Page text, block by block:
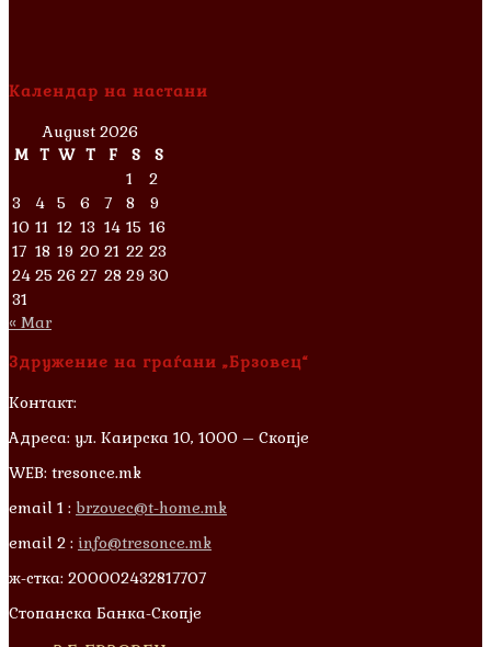
Календар на настани
August 2026
M T W T F S
S
1
2
3
4 5 6 7 8
9
10 11 12 13 14 15 16
17 18 19 20 21 22 23
24 25 26 27 28 29 30
31
« Mar
Здружение на граѓани „Брзовец“
Контакт:
Адреса: ул. Каирска 10, 1000 – Скопје
WEB: tresonce.mk
email 1 : brzovec@t-home.mk
email 2 : info@tresonce.mk
ж-стка: 200002432817707
Стопанска Банка-Скопје